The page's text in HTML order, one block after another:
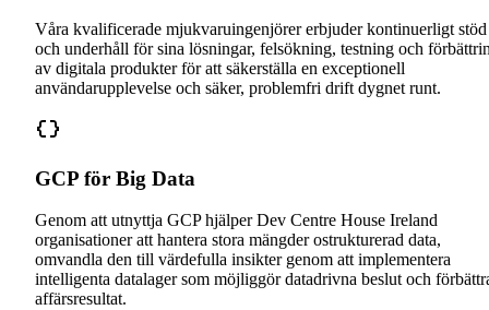
Våra kvalificerade mjukvaruingenjörer erbjuder kontinuerligt stöd
och underhåll för sina lösningar, felsökning, testning och
av digitala produkter för att säkerställa en exceptionell
användarupplevelse och säker, problemfri drift dygnet runt.
GCP för Big Data
Genom att utnyttja GCP hjälper Dev Centre House Ireland
organisationer att hantera stora mängder ostrukturerad data,
omvandla den till värdefulla insikter genom att implementera
intelligenta datalager som möjliggör datadrivna beslut och
affärsresultat.